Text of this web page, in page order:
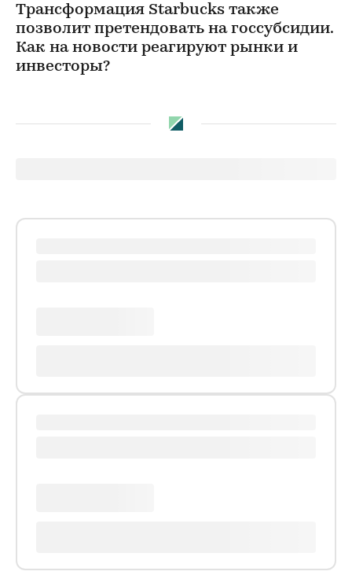
Трансформация Starbucks также
позволит претендовать на госсубсидии.
Как на новости реагируют рынки и
инвесторы?